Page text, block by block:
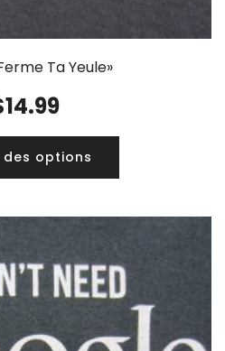
Ta Yeule»
14.99
des options